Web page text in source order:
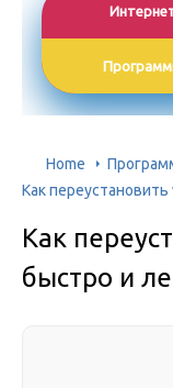
Home
Как
Как
быстро и